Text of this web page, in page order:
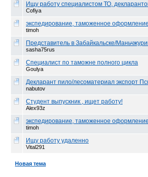
Ищу работу специалистом ТО,
Cofiya
экспедирование, таможенное
timoh
Представитель в Забайкальске/
sasha75rus
Специалист по таможне полного цикла
Goulya
Декларант пило/лесоматериал экспорт
nabutov
Студент выпускник , ищет работу!
Alex93z
экспедирование, таможенное
timoh
Ищу работу удаленно
Vital291
Новая тема